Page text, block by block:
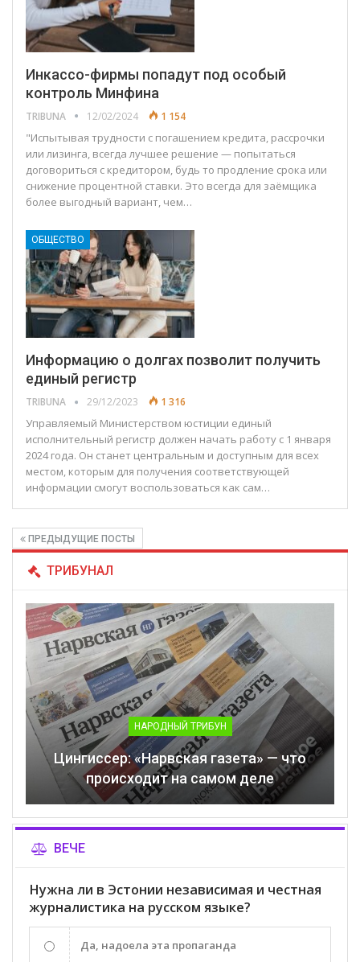
Инкассо-фирмы попадут под особый
контроль Минфина
TRIBUNA 12/02/2024 1 154
"Испытывая трудности с погашением кредита, рассрочки
или лизинга, всегда лучшее решение — попытаться
договориться с кредитором, будь то продление срока или
снижение процентной ставки. Это всегда для заёмщика
более выгодный вариант, чем…
ОБЩЕСТВО
Информацию о долгах позволит получить
единый регистр
TRIBUNA 29/12/2023 1 316
Управляемый Министерством юстиции единый
исполнительный регистр должен начать работу с 1 января
2024 года. Oн станет центральным и доступным для всех
местом, которым для получения соответствующей
информации смогут воспользоваться как сам…
ПРЕДЫДУЩИЕ ПОСТЫ
ТРИБУНАЛ
НАРОДНЫЙ ТРИБУН
Цингиссер: «Нарвская газета» — что
происходит на самом деле
ВЕЧЕ
Нужна ли в Эстонии независимая и честная
журналистика на русском языке?
Да, надоела эта пропаганда